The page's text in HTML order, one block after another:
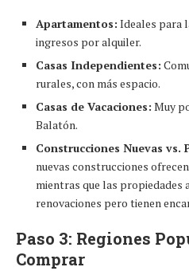
Apartamentos: Ideales para
ingresos por alquiler.
Casas Independientes:
rurales, con más espacio.
Casas de Vacaciones: Muy
Balatón.
Construcciones Nuevas vs.
nuevas construcciones
mientras que las propiedades
renovaciones pero tienen
Paso 3: Regiones
Comprar